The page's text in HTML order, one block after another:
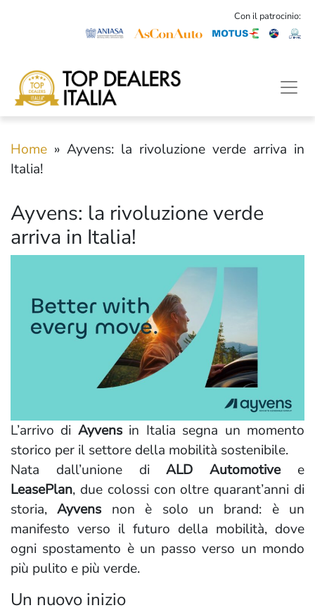
Con il patrocinio:
Home » Ayvens: la rivoluzione verde arriva in
Italia!
Ayvens: la rivoluzione verde
arriva in Italia!
L’arrivo di Ayvensin Italia segna un momento
storico per il settore della mobilità sostenibile.
Nata dall’unione diALD Automotivee
LeasePlan, due colossi con oltre quarant’anni di
storia,Ayvens non è solo un brand: è un
manifesto verso il futuro della mobilità, dove
ogni spostamento è un passo verso un mondo
più pulito e più verde.
Un nuovo inizio